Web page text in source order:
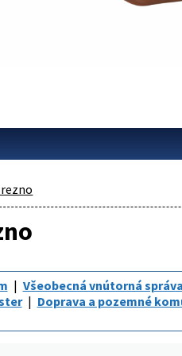
Všeobecná vnútorná správa
Doprava a pozemné